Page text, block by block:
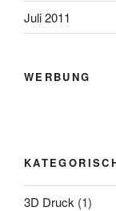
Juli 2011
WERBUNG
3D Druck (1)